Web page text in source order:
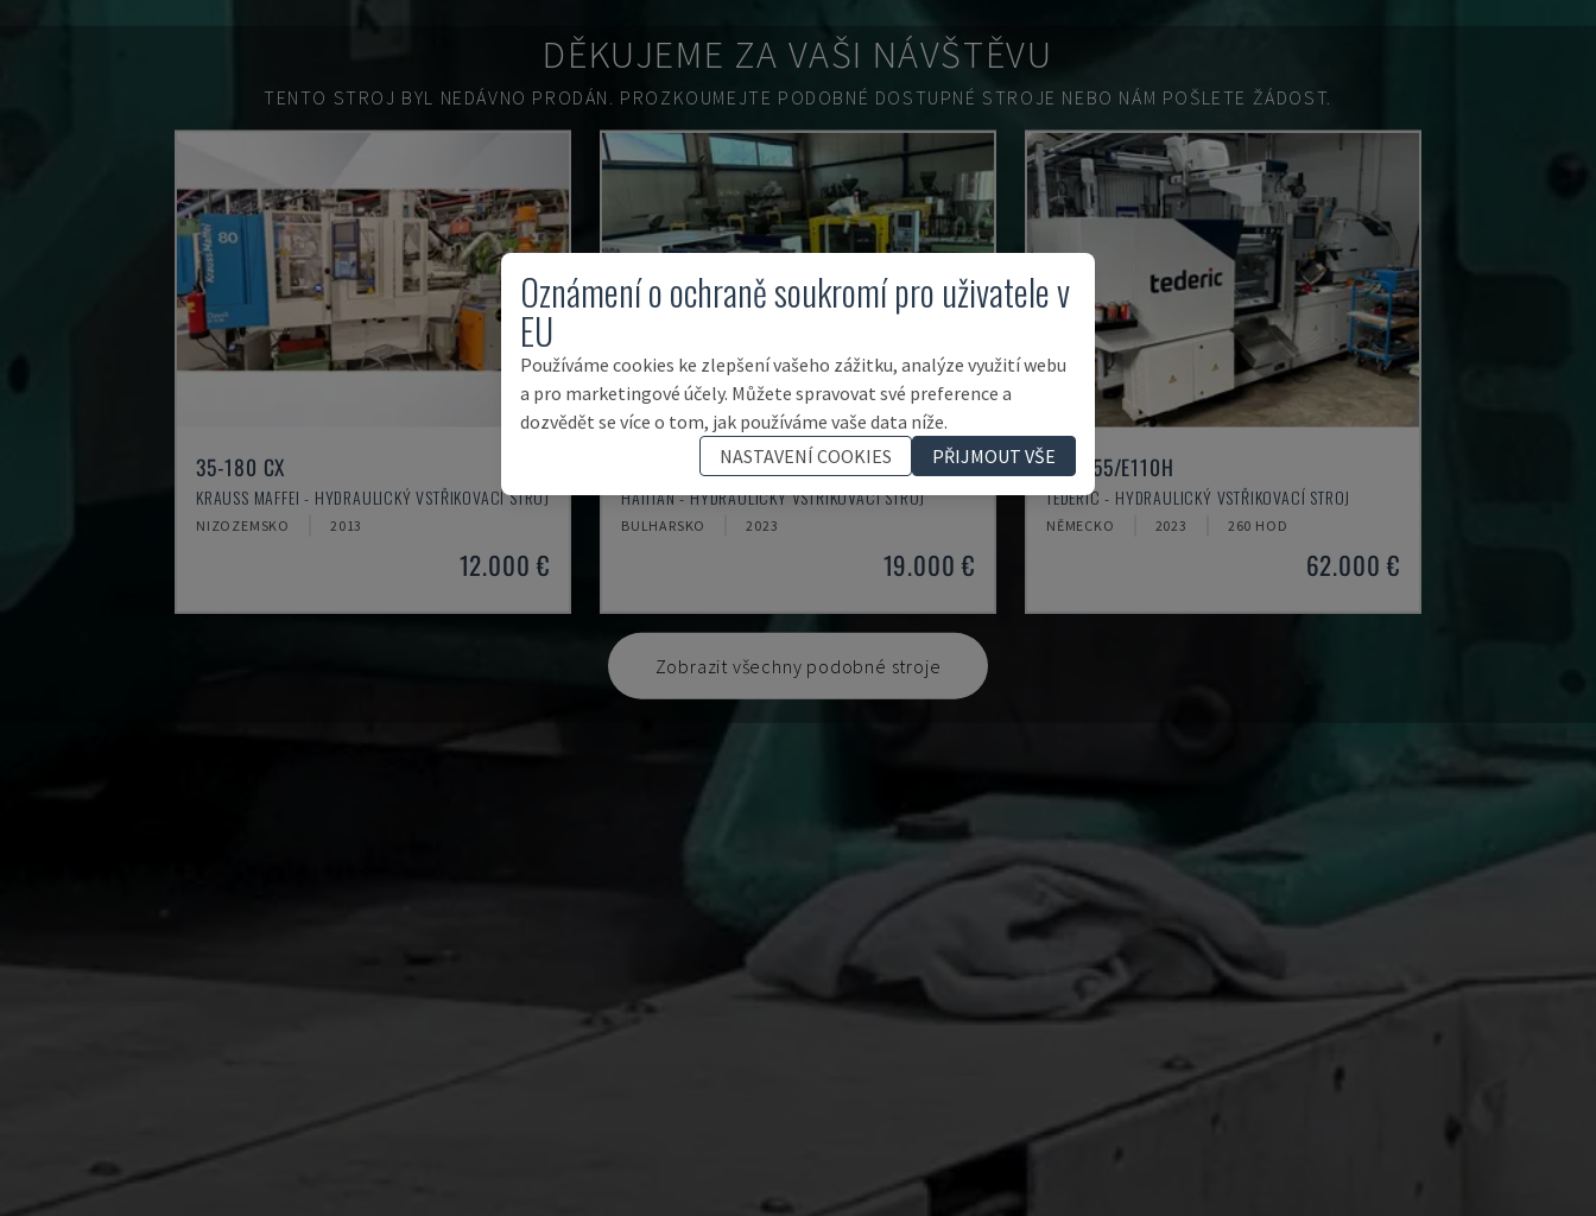
DĚKUJEME ZA VAŠI NÁVŠTĚVU
TENTO STROJ BYL NEDÁVNO PRODÁN. PROZKOUMEJTE PODOBNÉ DOSTUPNÉ STROJE NEBO NÁM POŠLETE ŽÁDOST.
35-180 CX
KRAUSS MAFFEI - HYDRAULICKÝ VSTŘIKOVACÍ STROJ
NIZOZEMSKO 2013
12.000 €
HAITIAN - HYDRAULICKÝ VSTŘIKOVACÍ STROJ
BULHARSKO 2023
19.000 €
NEO.E55/E110H
TEDERIC - HYDRAULICKÝ VSTŘIKOVACÍ STROJ
NĚMECKO 2023 260 HOD
62.000 €
Zobrazit všechny podobné stroje
Oznámení o ochraně soukromí pro uživatele v
EU
Používáme cookies ke zlepšení vašeho zážitku, analýze využití webu
a pro marketingové účely. Můžete spravovat své preference a
dozvědět se více o tom, jak používáme vaše data níže.
NASTAVENÍ COOKIES
PŘIJMOUT VŠE